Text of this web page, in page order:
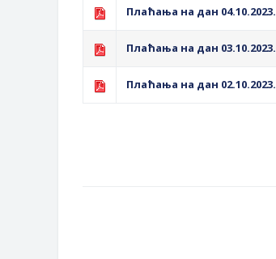
Плаћања на дан 04.10.2023.
Плаћања на дан 03.10.2023.
Плаћања на дан 02.10.2023.